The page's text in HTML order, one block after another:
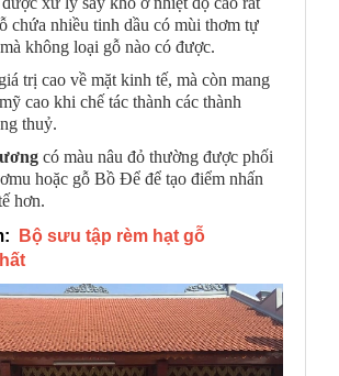
chứa nhiều tinh dầu có mùi thơm tự
không loại gỗ nào có được.
trị cao về mặt kinh tế, mà còn mang
cao khi chế tác thành các thành
thuỷ.
có màu nâu đỏ thường được phối
hoặc gỗ Bồ Để để tạo điểm nhấn
hơn.
Bộ sưu tập rèm hạt gỗ